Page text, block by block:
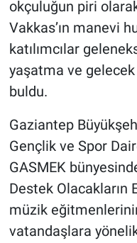
okçuluğun piri
Vakkas’ın manevi
katılımcılar
yaşatma ve
buldu.
Gaziantep
Gençlik ve Spor
GASMEK
Destek
müzik
vatandaşlara